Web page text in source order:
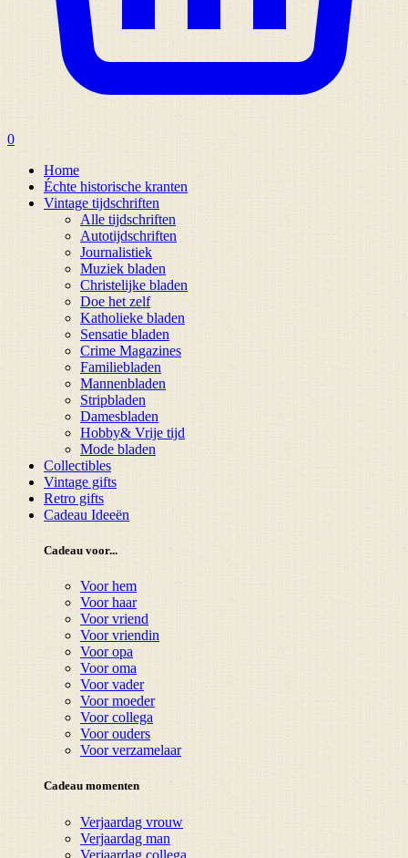
0
Home
Échte historische kranten
Vintage tijdschriften
Alle tijdschriften
Autotijdschriften
Journalistiek
Muziek bladen
Christelijke bladen
Doe het zelf
Katholieke bladen
Sensatie bladen
Crime Magazines
Familiebladen
Mannenbladen
Stripbladen
Damesbladen
Hobby& Vrije tijd
Mode bladen
Collectibles
Vintage gifts
Retro gifts
Cadeau Ideeën
Cadeau voor...
Voor hem
Voor haar
Voor vriend
Voor vriendin
Voor opa
Voor oma
Voor vader
Voor moeder
Voor collega
Voor ouders
Voor verzamelaar
Cadeau momenten
Verjaardag vrouw
Verjaardag man
Verjaardag collega